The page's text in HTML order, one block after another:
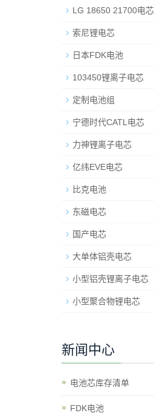
LG 18650 21700电芯
索尼锂电芯
日本FDK电池
103450锂离子电芯
定制电池组
宁德时代CATL电芯
力神锂离子电芯
亿纬EVE电芯
比克电池
东磁电芯
国产电芯
大单体铝壳电芯
小型铝壳锂离子电芯
小型聚合物锂电芯
新闻中心
电池芯库存清单
​FDK电池